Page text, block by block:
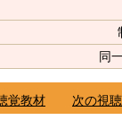
同
覚教材 次の視